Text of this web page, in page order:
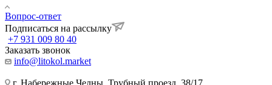
Вопрос-ответ
Подписаться на рассылку
+7 931 009 80 40
Заказать звонок
info@litokol.market
г. Набережные Челны, Трубный проезд, 38/17